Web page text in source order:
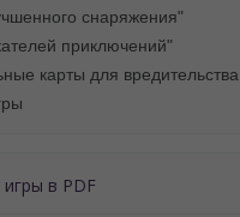
снаряжения"
приключений"
карты для вредительства
в PDF